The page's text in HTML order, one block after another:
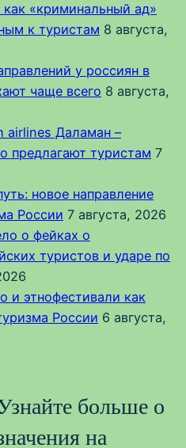
«криминальный ад»
к туристам 8 августа,
у россиян в
чаще всего 8 августа,
airlines Даламан –
предлагают туристам 7
новое направление
России 7 августа, 2026
о фейках о
туристов и ударе по
и этнофестивали как
России 6 августа,
больше о
на